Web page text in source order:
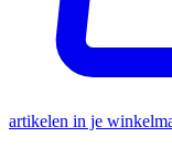
artikelen in je